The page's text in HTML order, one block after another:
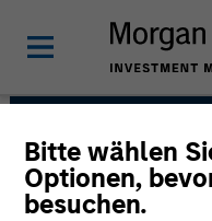
Bitte wählen
Optionen,
besuchen.
Managed